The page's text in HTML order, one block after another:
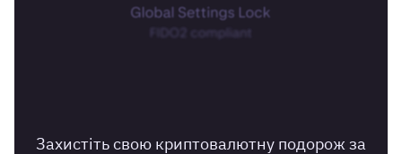
Захистіть свою криптовалютну подорож за